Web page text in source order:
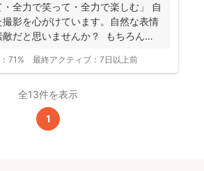
・全力で笑って・全力で楽しむ」 自
影を心がけています。自然な表情
だと思いませんか？ もちろん、
71% 最終アクティブ： 7日以上前
全13件を表示
1